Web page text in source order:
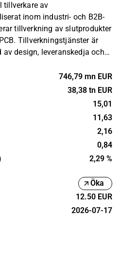
tillverkare av
inom industri- och B2B-
tillverkning av slutprodukter
Tillverkningstjänster är
design, leveranskedja och
är verksamt globalt i
Kunderna återfinns främst
grön-
segment.
746,79 mn EUR
38,38 tn EUR
15,01
11,63
2,16
0,84
2,29 %
Öka
12.50 EUR
2026-07-17